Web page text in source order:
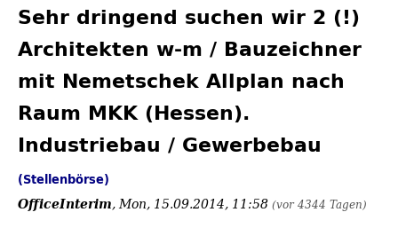
Sehr dringend suchen wir 2 (!)
Architekten w-m / Bauzeichner
mit Nemetschek Allplan nach
Raum MKK (Hessen).
Industriebau / Gewerbebau
(Stellenbörse)
OfficeInterim,Mon, 15.09.2014, 11:58 (vor 4344 Tagen)